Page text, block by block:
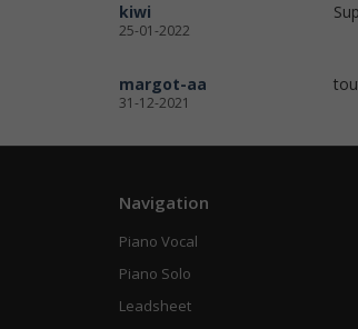
kiwi
25-01-2022
margot-aa
31-12-2021
Navigation
Piano Vocal
Piano Solo
Leadsheet